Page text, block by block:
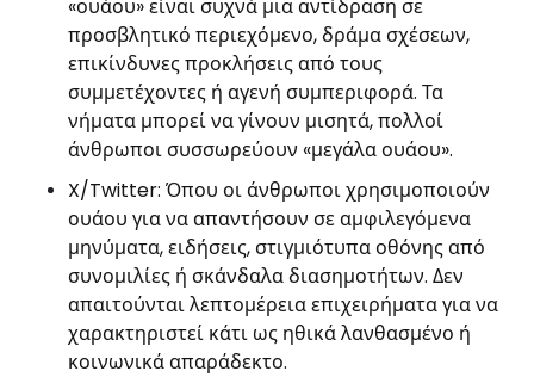
«ουάου» είναι συχνά μια αντίδραση σε
προσβλητικό περιεχόμενο, δράμα σχέσεων,
επικίνδυνες προκλήσεις από τους
συμμετέχοντες ή αγενή συμπεριφορά. Τα
νήματα μπορεί να γίνουν μισητά, πολλοί
άνθρωποι συσσωρεύουν «μεγάλα ουάου».
X/Twitter: Όπου οι άνθρωποι χρησιμοποιούν
ουάου για να απαντήσουν σε αμφιλεγόμενα
μηνύματα, ειδήσεις, στιγμιότυπα οθόνης από
συνομιλίες ή σκάνδαλα διασημοτήτων. Δεν
απαιτούνται λεπτομέρεια επιχειρήματα για να
χαρακτηριστεί κάτι ως ηθικά λανθασμένο ή
κοινωνικά απαράδεκτο.